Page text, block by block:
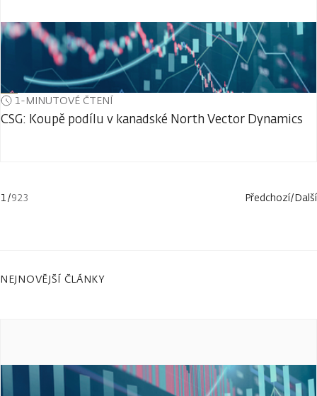
1-MINUTOVÉ ČTENÍ
CSG: Koupě podílu v kanadské North Vector Dynamics
1/923 Předchozí/Další
NEJNOVĚJŠÍ ČLÁNKY